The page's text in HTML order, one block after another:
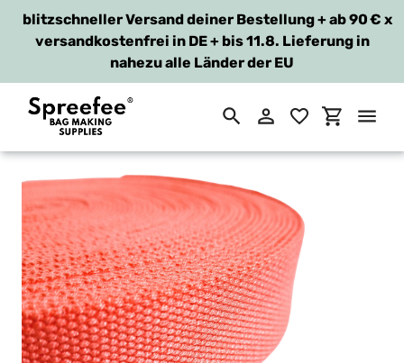
zum
Inhalt
blitzschneller Versand deiner Bestellung + ab 90 €
versandkostenfrei in DE + bis 11.8. Lieferung in
nahezu alle Länder der EU
x
SuchenEinloggen